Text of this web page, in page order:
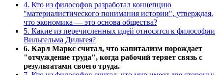
4. Кто из философов разработал концепцию
"материалистического понимания истории", утверждая,
что экономика — это основа общества?
5. Какие из перечисленных идей относятся к философии
Вильгельма Дильтея?
6. Карл Маркс считал, что капитализм порождает
"отчуждение труда", когда рабочий теряет связь с
результатами своего труда.